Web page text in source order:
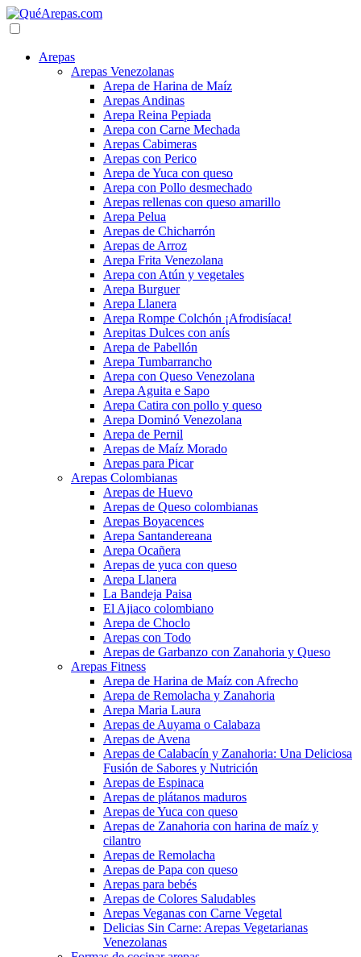
Arepas
Arepas Venezolanas
Arepa de Harina de Maíz
Arepas Andinas
Arepa Reina Pepiada
Arepa con Carne Mechada
Arepas Cabimeras
Arepas con Perico
Arepa de Yuca con queso
Arepa con Pollo desmechado
Arepas rellenas con queso amarillo
Arepa Pelua
Arepas de Chicharrón
Arepas de Arroz
Arepa Frita Venezolana
Arepa con Atún y vegetales
Arepa Burguer
Arepa Llanera
Arepa Rompe Colchón ¡Afrodisíaca!
Arepitas Dulces con anís
Arepa de Pabellón
Arepa Tumbarrancho
Arepa con Queso Venezolana
Arepa Aguita e Sapo
Arepa Catira con pollo y queso
Arepa Dominó Venezolana
Arepa de Pernil
Arepas de Maíz Morado
Arepas para Picar
Arepas Colombianas
Arepas de Huevo
Arepas de Queso colombianas
Arepas Boyacences
Arepa Santandereana
Arepa Ocañera
Arepas de yuca con queso
Arepa Llanera
La Bandeja Paisa
El Ajiaco colombiano
Arepa de Choclo
Arepas con Todo
Arepas de Garbanzo con Zanahoria y Queso
Arepas Fitness
Arepa de Harina de Maíz con Afrecho
Arepa de Remolacha y Zanahoria
Arepa Maria Laura
Arepas de Auyama o Calabaza
Arepas de Avena
Arepas de Calabacín y Zanahoria: Una Deliciosa
Fusión de Sabores y Nutrición
Arepas de Espinaca
Arepas de plátanos maduros
Arepas de Yuca con queso
Arepas de Zanahoria con harina de maíz y
cilantro
Arepas de Remolacha
Arepas de Papa con queso
Arepas para bebés
Arepas de Colores Saludables
Arepas Veganas con Carne Vegetal
Delicias Sin Carne: Arepas Vegetarianas
Venezolanas